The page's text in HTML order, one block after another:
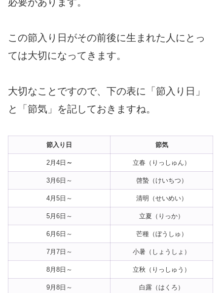
この節入り日がその前後に生まれた人にとっ
ては大切になってきます。
大切なことですので、下の表に「節入り日」
と「節気」を記しておきますね。
節入り日 節気
2月4日 ～ 立春（りっしゅん）
3月6日～ 啓蟄（けいちつ）
4月5日～ 清明（せいめい）
5月6日～ 立夏（りっか）
6月6日～ 芒種（ぼうしゅ）
7月7日～ 小暑（しょうしょ）
8月8日～ 立秋（りっしゅう）
9月8日～ 白露（はくろ）